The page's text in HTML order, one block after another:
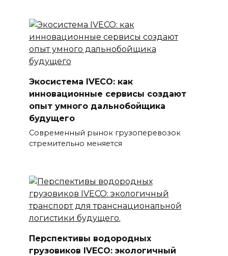
Экосистема IVECO: как
инновационные сервисы создают
опыт умного дальнобойщика
будущего
Современный рынок грузоперевозок
стремительно меняется
Перспективы водородных
грузовиков IVECO: экологичный